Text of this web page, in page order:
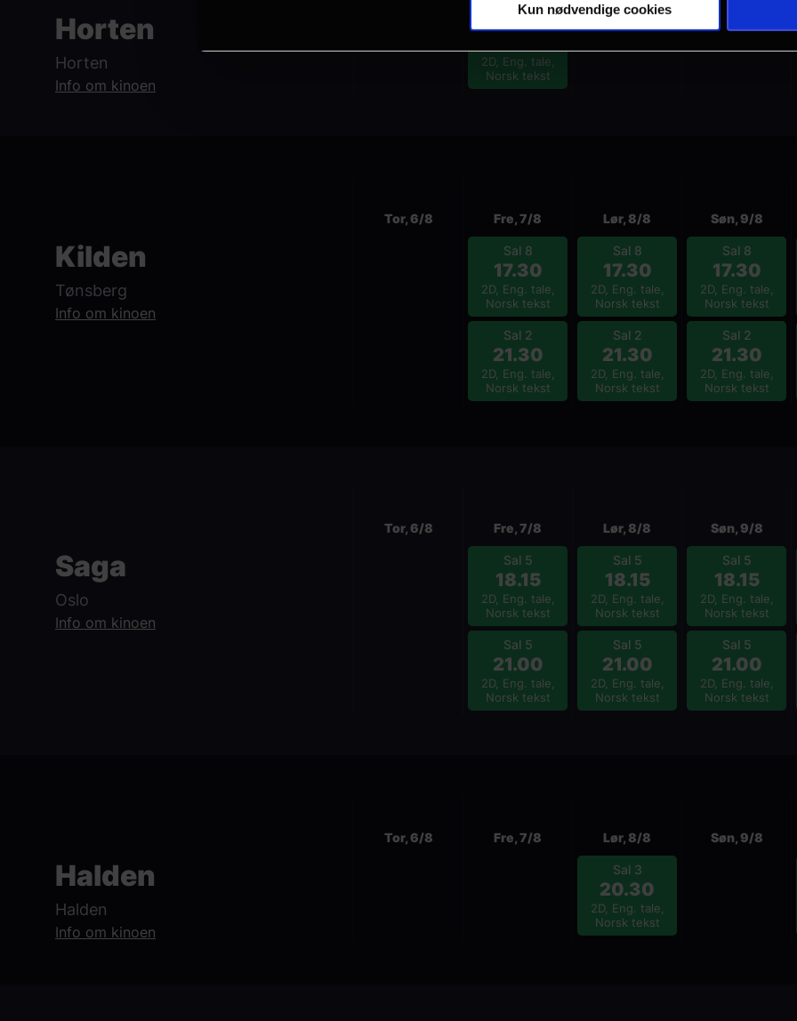
Kun nødvendige cookies
Horten
Horten
Info om kinoen
2D, Eng. tale,
Norsk tekst
Kilden
Tønsberg
Info om kinoen
Tor, 6/8 Fre, 7/8
Sal 8
17.30
2D, Eng. tale,
Norsk tekst
Sal 2
21.30
2D, Eng. tale,
Norsk tekst
Lør, 8/8
Sal 8
17.30
2D, Eng. tale,
Norsk tekst
Sal 2
21.30
2D, Eng. tale,
Norsk tekst
Søn, 9/8
Sal 8
17.30
2D, Eng. tale,
Norsk tekst
Sal 2
21.30
2D, Eng. tale,
Norsk tekst
Saga
Oslo
Info om kinoen
Tor, 6/8 Fre, 7/8
Sal 5
18.15
2D, Eng. tale,
Norsk tekst
Sal 5
21.00
2D, Eng. tale,
Norsk tekst
Lør, 8/8
Sal 5
18.15
2D, Eng. tale,
Norsk tekst
Sal 5
21.00
2D, Eng. tale,
Norsk tekst
Søn, 9/8
Sal 5
18.15
2D, Eng. tale,
Norsk tekst
Sal 5
21.00
2D, Eng. tale,
Norsk tekst
Halden
Halden
Info om kinoen
Tor, 6/8 Fre, 7/8 Lør, 8/8
Sal 3
20.30
2D, Eng. tale,
Norsk tekst
Søn, 9/8